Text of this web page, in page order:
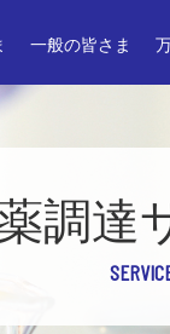
一般の皆さま
調達